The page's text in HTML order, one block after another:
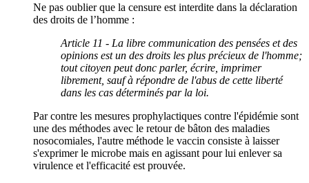
Ne pas oublier que la censure est interdite dans la déclaration
des droits de l’homme :
Article 11 - La libre communication des pensées et des
opinions est un des droits les plus précieux de l'homme;
tout citoyen peut donc parler, écrire, imprimer
librement, sauf à répondre de l'abus de cette liberté
dans les cas déterminés par la loi.
Par contre les mesures prophylactiques contre l'épidémie sont
une des méthodes avec le retour de bâton des maladies
nosocomiales, l'autre méthode le vaccin consiste à laisser
s'exprimer le microbe mais en agissant pour lui enlever sa
virulence et l'efficacité est prouvée.